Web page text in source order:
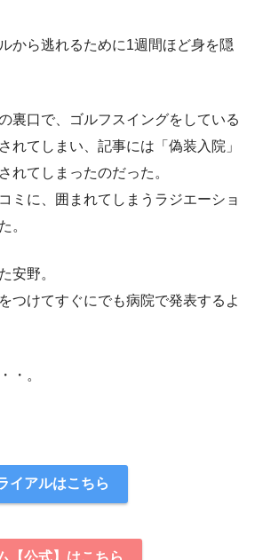
から逃れるために1週間ほど身を隠
裏口で、ゴルフスイングをしている
れてしまい、記事には「偽装入院」
れてしまったのだった。
ミに、囲まれてしまうラジエーショ
。
安野。
つけてすぐにでも病院で発表するよ
・。
イアルはこちら
【公式】はこちら